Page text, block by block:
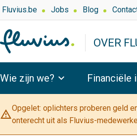
Overslaan
en
naar
de
inhoud
gaan
Top
navigation
Over
Fluvius
Fluvius.be Jobs Blog
OVER
Wie zijn we? Financiële
warning_amber
Opgelet: oplichters proberen geld
onterecht uit als Fluvius-